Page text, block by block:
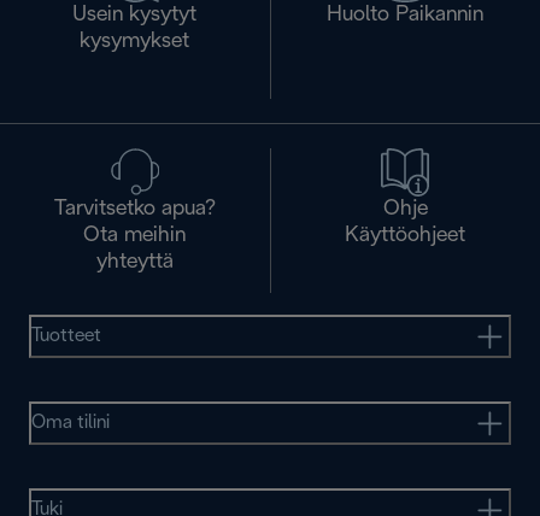
Usein kysytyt
kysymykset
Huolto Paikannin
Tarvitsetko apua?
Ota meihin
yhteyttä
Ohje
Käyttöohjeet
Tuotteet
Oma tilini
Tuki